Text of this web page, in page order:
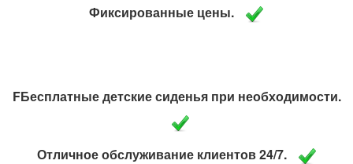
Фиксированные цены.
FБесплатные детские сиденья при необходимости.
Отличное обслуживание клиентов 24/7.